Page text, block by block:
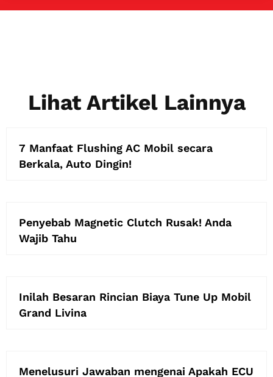
Lihat Artikel Lainnya
7 Manfaat Flushing AC Mobil secara
Berkala, Auto Dingin!
Penyebab Magnetic Clutch Rusak! Anda
Wajib Tahu
Inilah Besaran Rincian Biaya Tune Up Mobil
Grand Livina
Menelusuri Jawaban mengenai Apakah ECU